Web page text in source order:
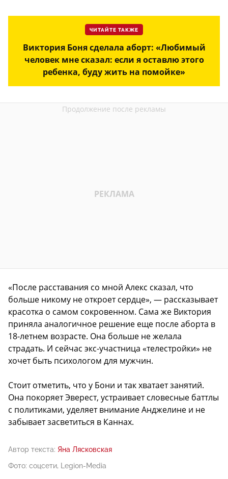
ЧИТАЙТЕ ТАКЖЕ
Виктория Боня сделала аборт: «Любимый
человек мне сказал: если я оставлю этого
ребенка, буду жить на помойке»
«После расставания со мной Алекс сказал, что
больше никому не откроет сердце», — рассказывает
красотка о самом сокровенном. Сама же Виктория
приняла аналогичное решение еще после аборта в
18-летнем возрасте. Она больше не желала
страдать. И сейчас экс-участница «телестройки» не
хочет быть психологом для мужчин.
Стоит отметить, что у Бони и так хватает занятий.
Она покоряет Эверест, устраивает словесные баттлы
с политиками, уделяет внимание Анджелине и не
забывает засветиться в Каннах.
Автор текста: Яна Лясковская
Фото: соцсети, Legion-Media